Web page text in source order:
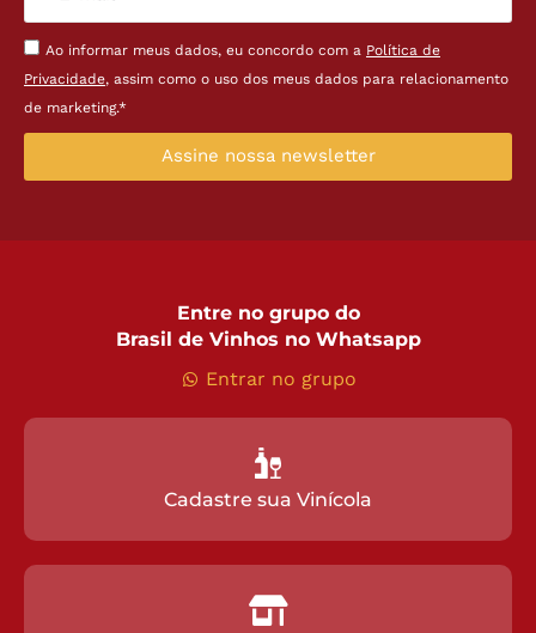
Ao informar meus dados, eu concordo com a Política de
Privacidade, assim como o uso dos meus dados para relacionamento
de marketing.*
Assine nossa newsletter
Entre no grupo do
Brasil de Vinhos no Whatsapp
Entrar no grupo
Cadastre sua Vinícola